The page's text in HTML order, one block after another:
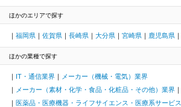
ほかのエリアで探す
福岡県 佐賀県 長崎県 大分県 宮崎県 鹿児島県
ほかの業種で探す
IT・通信業界
メーカー（機械・電気）業界
メーカー（素材・化学・食品・化粧品・その他）業界
医薬品・医療機器・ライフサイエンス・医療系サービス